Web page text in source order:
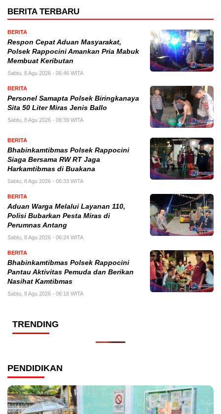
BERITA TERBARU
BERITA
Respon Cepat Aduan Masyarakat,
Polsek Rappocini Amankan Pria Mabuk
Membuat Keributan
Sabtu, 8 Agu 2026 - 06:46 WITA
BERITA
Personel Samapta Polsek Biringkanaya
Sita 50 Liter Miras Jenis Ballo
Sabtu, 8 Agu 2026 - 06:39 WITA
BERITA
Bhabinkamtibmas Polsek Rappocini
Siaga Bersama RW RT Jaga
Harkamtibmas di Buakana
Sabtu, 8 Agu 2026 - 06:33 WITA
BERITA
Aduan Warga Melalui Layanan 110,
Polisi Bubarkan Pesta Miras di
Perumnas Antang
Sabtu, 8 Agu 2026 - 06:24 WITA
BERITA
Bhabinkamtibmas Polsek Rappocini
Pantau Aktivitas Pemuda dan Berikan
Nasihat Kamtibmas
Sabtu, 8 Agu 2026 - 06:18 WITA
TRENDING
PENDIDIKAN